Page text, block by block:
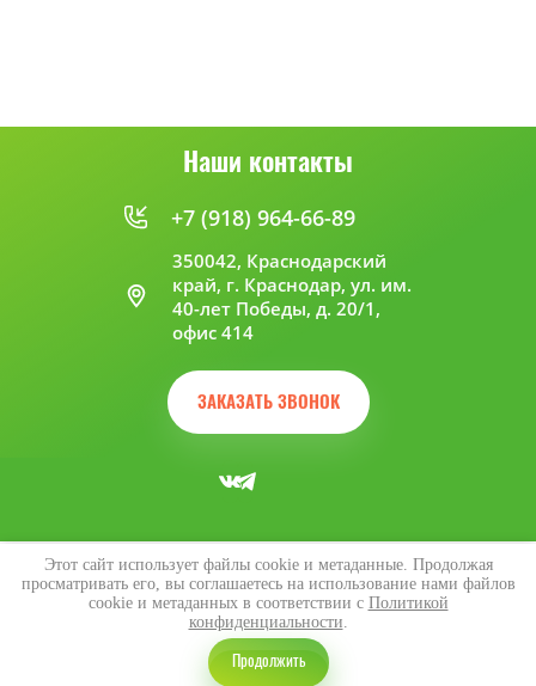
Наши контакты
+7 (918) 964-66-89
350042, Краснодарский
край, г. Краснодар, ул. им.
40-лет Победы, д. 20/1,
офис 414
ЗАКАЗАТЬ ЗВОНОК
COPYRIGHT © 2022
Политика конфиденциальности
Этот сайт использует файлы cookie и метаданные. Продолжая
просматривать его, вы соглашаетесь на использование нами файлов
cookie и метаданных в соответствии с Политикой
конфиденциальности.
Продолжить
Megagroup.ru